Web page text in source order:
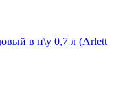
в п\у 0,7 л (Arlett